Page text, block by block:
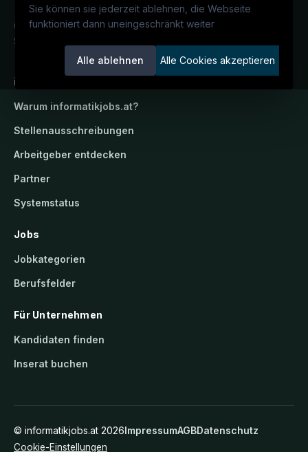
Sie können sie jederzeit ablehnen, die Webseite
funktioniert dann uneingeschränkt weiter
Alle ablehnen Alle Cookies akzeptieren
Österreichs IT-Karriereportal.Ein
Service der candidatis GmbH.
informatikjobs.at
Warum informatikjobs.at?
Stellenausschreibungen
Arbeitgeber entdecken
Partner
Systemstatus
Jobs
Jobkategorien
Berufsfelder
Für Unternehmen
Kandidaten finden
Inserat buchen
© informatikjobs.at 2026ImpressumAGBDatenschutz
Cookie-Einstellungen